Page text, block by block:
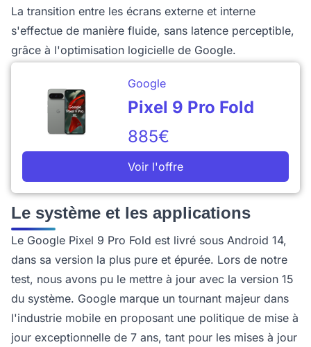
La transition entre les écrans externe et interne
s'effectue de manière fluide, sans latence perceptible,
grâce à l'optimisation logicielle de Google.
Google
Pixel 9 Pro Fold
885€
Voir l'offre
Le système et les applications
Le Google Pixel 9 Pro Fold est livré sous Android 14,
dans sa version la plus pure et épurée. Lors de notre
test, nous avons pu le mettre à jour avec la version 15
du système. Google marque un tournant majeur dans
l'industrie mobile en proposant une politique de mise à
jour exceptionnelle de 7 ans, tant pour les mises à jour